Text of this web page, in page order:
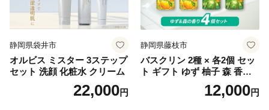
静岡県袋井市
オルビス ミスター 3ステップ
セット 洗顔 化粧水 クリーム
22,000円
静岡県藤枝市
バスクリン 2種 × 各2個 セッ
ト ギフト ゆず 柚子 森 香り
日用品 お風呂 バス用品 温活
アロマ 香り まとめ買い静岡
12,000円